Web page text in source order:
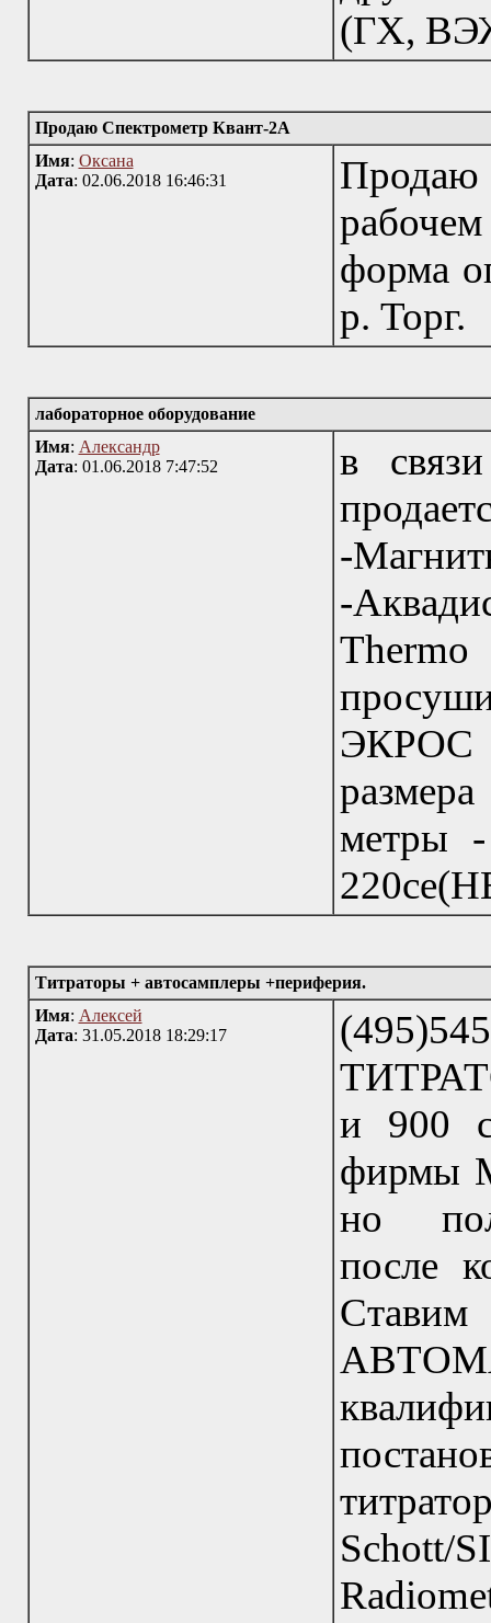
(ГХ,
Продаю Спектрометр Квант-2А
Имя: Оксана
Дата: 02.06.2018 16:46:31
форма
р. Торг.
лабораторное оборудование
Имя: Александр
Дата: 01.06.2018 7:47:52
в
-
-
ЭКРОС
метры
Титраторы + автосамплеры +периферия.
Имя: Алексей
Дата: 31.05.2018 18:29:17
и 900
фирмы
но
после
Schott/